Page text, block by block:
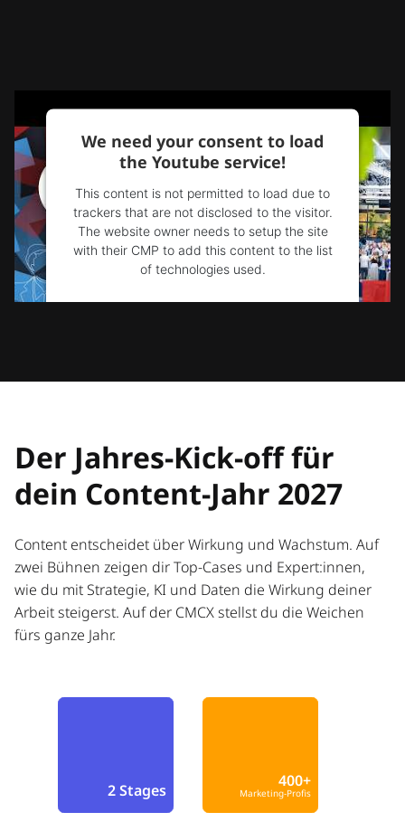
We need your consent to load
the Youtube service!
This content is not permitted to load due to
trackers that are not disclosed to the visitor.
The website owner needs to setup the site
with their CMP to add this content to the list
of technologies used.
Powered byUsercentrics Consent
Der Jahres-Kick-off für
dein Content-Jahr 2027
Content entscheidet über Wirkung und Wachstum. Auf
zwei Bühnen zeigen dir Top-Cases und Expert:innen,
wie du mit Strategie, KI und Daten die Wirkung deiner
Arbeit steigerst. Auf der CMCX stellst du die Weichen
fürs ganze Jahr.
2 Stages 400+
Marketing-Profis